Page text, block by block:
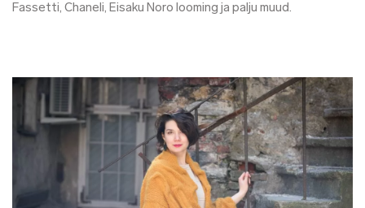
Fassetti, Chaneli, Eisaku Noro looming ja palju muud.